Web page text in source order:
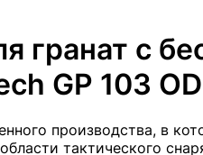
гранат с
GP 103 OD
производства, в
тактического